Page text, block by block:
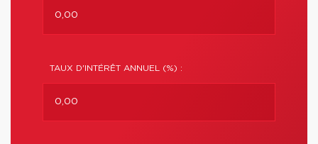
TAUX D'INTÉRÊT ANNUEL (%) :